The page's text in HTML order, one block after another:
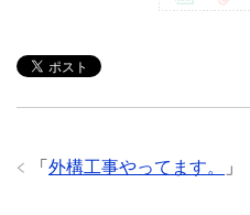
「 外構工事やってます。 」